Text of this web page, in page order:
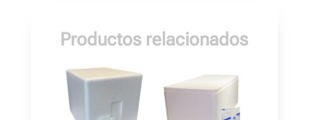
Productos relacionados